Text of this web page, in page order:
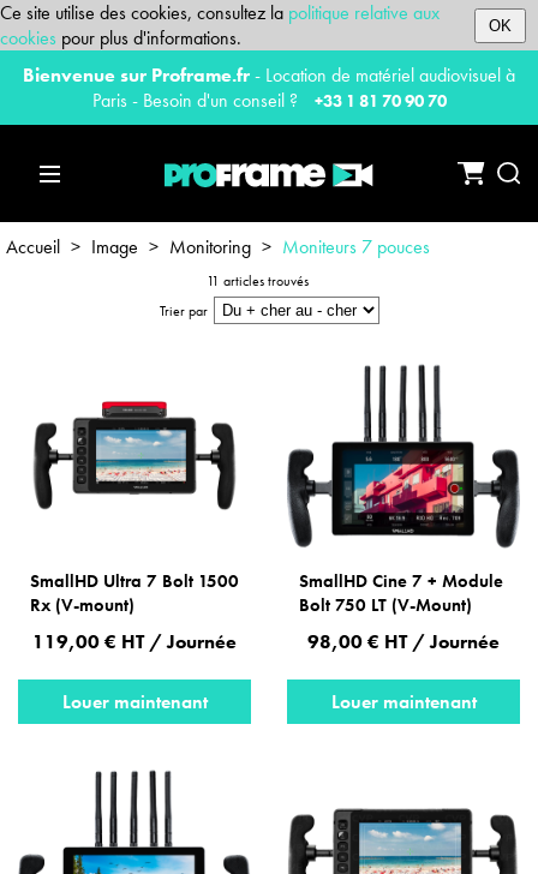
Ce site utilise des cookies, consultez la politique relative aux
cookies pour plus d'informations. OK
Bienvenue sur Proframe.fr- Location de matériel audiovisuel à
Paris - Besoin d'un conseil ?
+33 1 81 70 90 70
Accueil > Image > Monitoring > Moniteurs 7 pouces
11 articles trouvés
Trier par
SmallHD Ultra 7 Bolt 1500
Rx (V-mount)
119,00 € HT / Journée
Louer maintenant
SmallHD Cine 7 + Module
Bolt 750 LT (V-Mount)
98,00 € HT / Journée
Louer maintenant